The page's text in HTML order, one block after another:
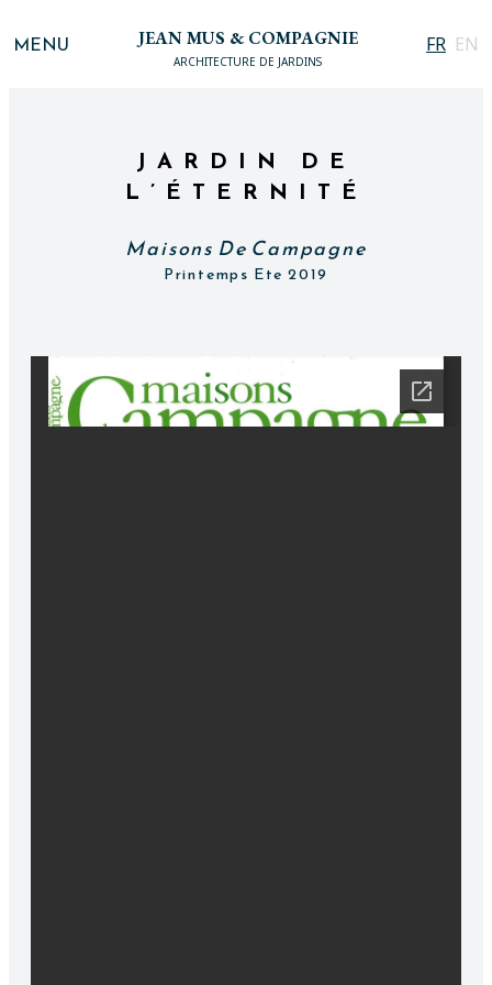
MENU JEAN MUS & COMPAGNIE
ARCHITECTURE DE JARDINS
FR EN
JARDIN DE
L’ÉTERNITÉ
Maisons De Campagne
Printemps Ete 2019